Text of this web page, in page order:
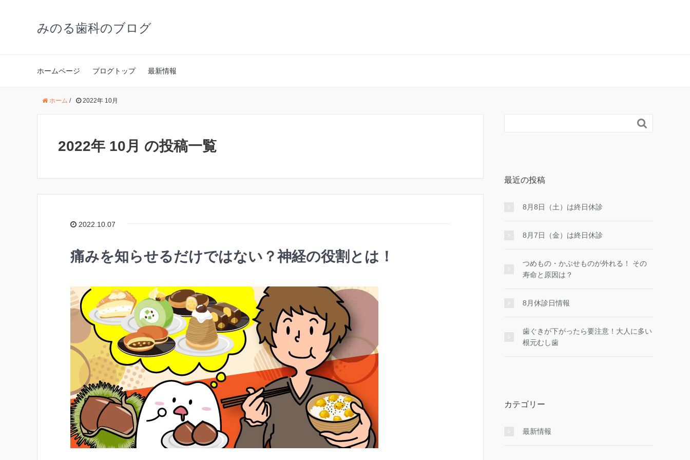
みのる歯科のブログ
ホームページ ブログトップ 最新情報
ホーム / 2022年 10月
2022年 10月 の投稿一覧
2022.10.07
痛みを知らせるだけではない？神経の役割とは！

最近の投稿
8月8日（土）は終日休診
8月7日（金）は終日休診
つめもの・かぶせものが外れる！ その
寿命と原因は？
8月休診日情報
歯ぐきが下がったら要注意！大人に多い
根元むし歯
カテゴリー
最新情報